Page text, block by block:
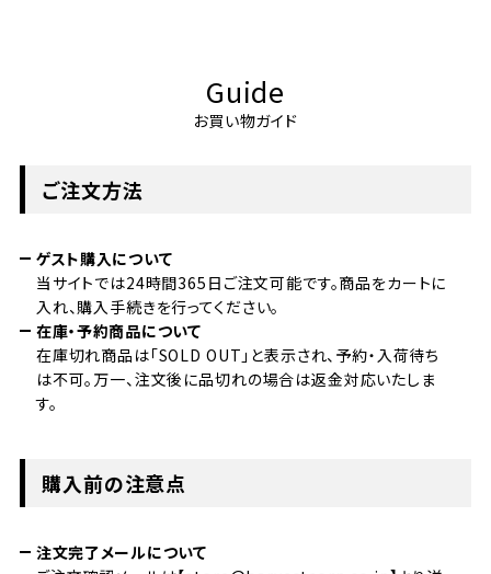
Guide
お買い物ガイド
ご注文方法
ゲスト購入について
当サイトでは24時間365日ご注文可能です。商品をカートに
入れ、購入手続きを行ってください。
在庫・予約商品について
在庫切れ商品は「SOLD OUT」と表示され、予約・入荷待ち
は不可。万一、注文後に品切れの場合は返金対応いたしま
す。
購入前の注意点
注文完了メールについて